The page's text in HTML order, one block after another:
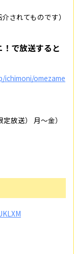
されてものです）
で放送すると
omezame
放送） 月～金）